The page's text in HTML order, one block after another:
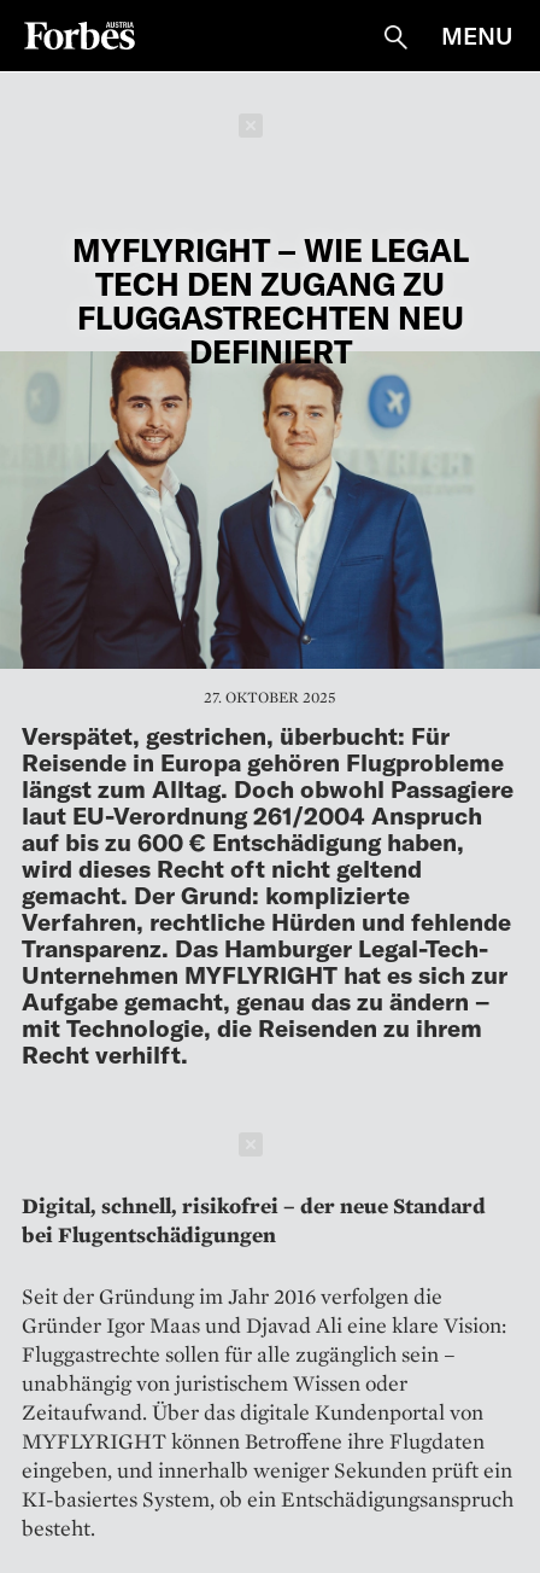
Suche
MENU
MYFLYRIGHT – WIE LEGAL
TECH DEN ZUGANG ZU
FLUGGASTRECHTEN NEU
DEFINIERT
27. OKTOBER 2025
Verspätet, gestrichen, überbucht: Für
Reisende in Europa gehören Flugprobleme
längst zum Alltag. Doch obwohl Passagiere
laut EU-Verordnung 261/2004 Anspruch
auf bis zu 600 € Entschädigung haben,
wird dieses Recht oft nicht geltend
gemacht. Der Grund: komplizierte
Verfahren, rechtliche Hürden und fehlende
Transparenz. Das Hamburger Legal-Tech-
Unternehmen MYFLYRIGHT hat es sich zur
Aufgabe gemacht, genau das zu ändern –
mit Technologie, die Reisenden zu ihrem
Recht verhilft.
Digital, schnell, risikofrei – der neue Standard
bei Flugentschädigungen
Seit der Gründung im Jahr 2016 verfolgen die
Gründer Igor Maas und Djavad Ali eine klare Vision:
Fluggastrechte sollen für alle zugänglich sein –
unabhängig von juristischem Wissen oder
Zeitaufwand. Über das digitale Kundenportal von
MYFLYRIGHT können Betroffene ihre Flugdaten
eingeben, und innerhalb weniger Sekunden prüft ein
KI-basiertes System, ob ein Entschädigungsanspruch
besteht.